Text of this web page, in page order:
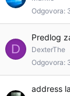
Odgovora
D
Predlog
DexterThe
Odgovora
address